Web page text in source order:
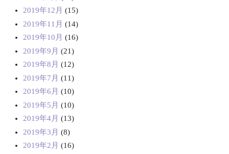
2019年12月 (15)
2019年11月 (14)
2019年10月 (16)
2019年9月 (21)
2019年8月 (12)
2019年7月 (11)
2019年6月 (10)
2019年5月 (10)
2019年4月 (13)
2019年3月 (8)
2019年2月 (16)